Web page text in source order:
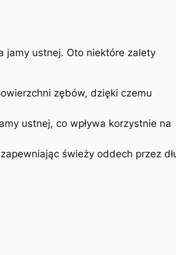
jamy ustnej. Oto niektóre zalety
zębów, dzięki czemu​
ustnej, co wpływa korzystnie na
świeży oddech przez